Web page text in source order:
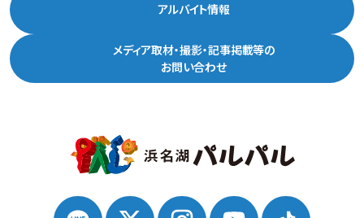
アルバイト情報
メディア取材・撮影・記事掲載等の
お問い合わせ